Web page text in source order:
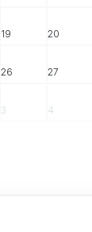
19 20
26 27
3 4